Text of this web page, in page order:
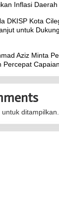
Inflasi Daerah
DKISP Kota
untuk
Aziz Minta
Percepat
ditampilkan.